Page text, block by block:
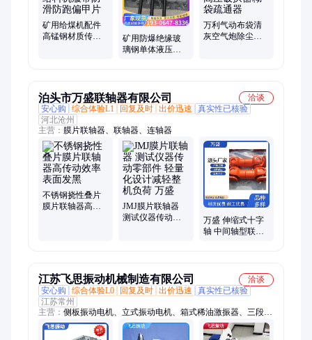
矿用给煤机配件
高锰钢材质传动
矿用防爆绝缘玻
璃钢单体液压支
万利气动布袋清
灰空气炮除尘设
泊头市万盛联轴器有限公司
洽谈
安心购
综合体验L1 回复及时 出价迅速
真实性已核验
河北沧州
主营： 膜片联轴器、联轴器、连轴器
不锈钢挠性叠片
膜片联轴器高传
JMJ膜片联轴器
测试仪器传动零
万盛 伸缩式十字
轴 中间轴型联轴
江苏飞思振动机械制造有限公司
洽谈
安心购
综合体验L0 回复及时 出价迅速
真实性已核验
江苏常州
主营： 侧板振动电机、立式振动电机、箱式稀油激振器、三段式
长电机、卧式振动电机、振动电机